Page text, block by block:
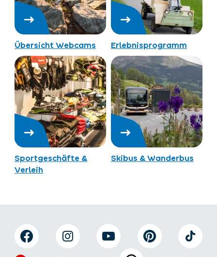
Übersicht Webcams Erlebnisprogramm
Sportgeschäfte &
Verleih
Skibus & Wanderbus